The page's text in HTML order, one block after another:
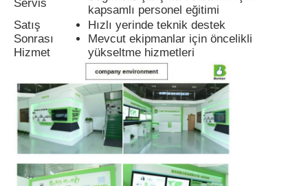
Tüm servis talepleri
Teklif isteği
LSR Enjeksiyon Makinesi
Silikon Enjeksiyon Kalıplama Makinesi
Servis
kapsamlı personel eğitimi
Satış
Sonrası
Hizmet
Hızlı yerinde teknik destek
Mevcut ekipmanlar için öncelikli
yükseltme hizmetleri